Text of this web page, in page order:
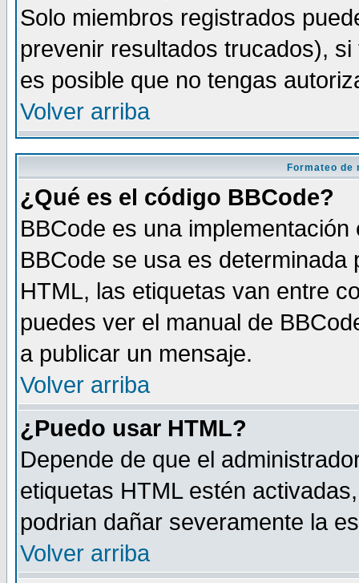
Solo miembros registrados
prevenir resultados trucados),
es posible que no tengas
Volver arriba
Formateo de
¿Qué es el código BBCode?
BBCode es una
BBCode se usa es
HTML, las etiquetas van entre
puedes ver el manual de
a publicar un mensaje.
Volver arriba
¿Puedo usar HTML?
Depende de que el
etiquetas HTML estén
podrian dañar severamente la
Volver arriba